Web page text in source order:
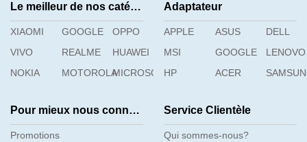
Le meilleur de nos catégories
XIAOMI GOOGLE
OPPO
VIVO
REALME
HUAWEI
NOKIA
MOTOROLAMICROSOFT
Adaptateur
APPLE ASUS
DELL
MSI
GOOGLE
LENOVO
HP
ACER
Pour mieux nous connaître
Promotions
Service Clientèle
Qui sommes-nous?